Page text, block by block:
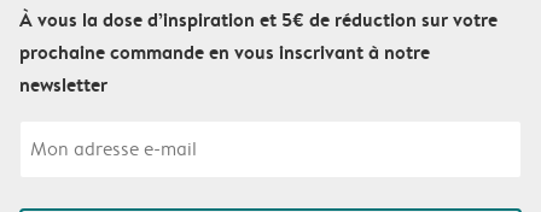
À vous la dose d’inspiration et 5€ de réduction sur votre
prochaine commande en vous inscrivant à notre
newsletter